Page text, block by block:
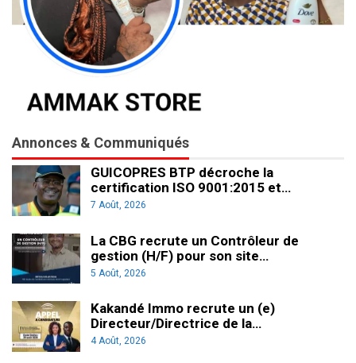
Annonces & Communiqués
GUICOPRES BTP décroche la
certification ISO 9001:2015 et…
7 Août, 2026
La CBG recrute un Contrôleur de
gestion (H/F) pour son site…
5 Août, 2026
Kakandé Immo recrute un (e)
Directeur/Directrice de la…
4 Août, 2026